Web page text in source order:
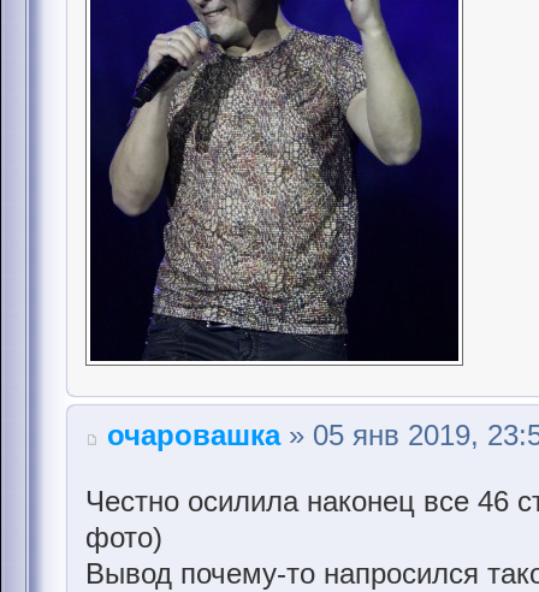
очаровашка» 05 янв 2019,
Честно осилила наконец все 46
фото)
Вывод почему-то напросился